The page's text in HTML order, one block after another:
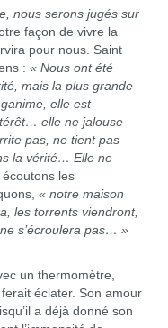
nous serons jugés sur
façon de vivre la
pour nous. Saint
: « Nous ont été
mais la plus grande
elle est
elle ne jalouse
pas, ne tient pas
la vérité… Elle ne
les
« notre maison
les torrents viendront,
s’écroulera pas… »
un thermomètre,
éclater. Son amour
a déjà donné son